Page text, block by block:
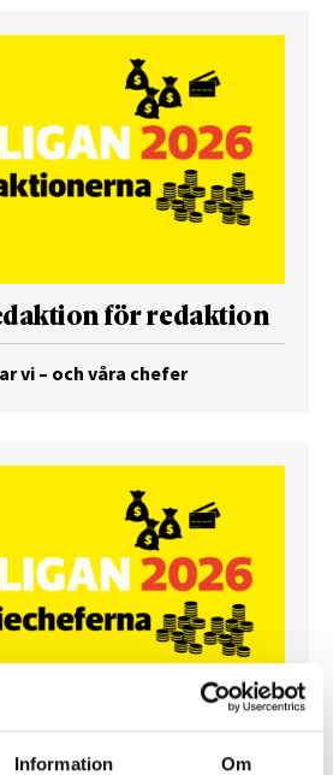
Information Om
för redaktion
vi – och våra chefer